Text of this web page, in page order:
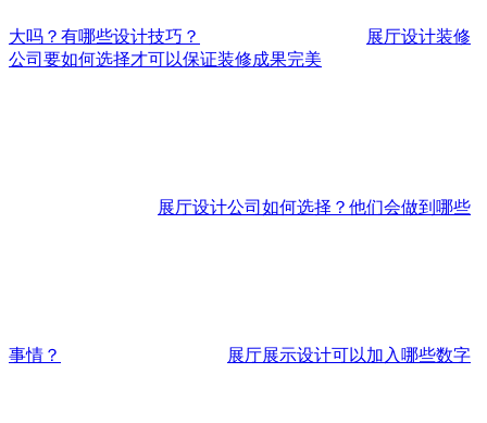
大吗？有哪些设计技巧？
展厅设计装修
公司要如何选择才可以保证装修成果完美
展厅设计公司如何选择？他们会做到哪些
事情？ 展厅展示设计可以加入哪些数字